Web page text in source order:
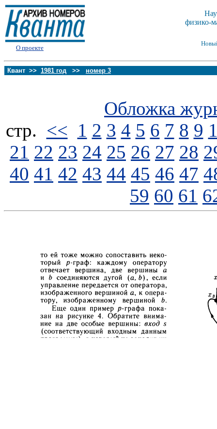
О проекте
физико-
Квант >> 1981 год >> номер 3
Обложка
стp. << 1 2 3 4 5 6 7 8 9
21 22 23 24 25 26 27 28
40 41 42 43 44 45 46 47
59 60 61